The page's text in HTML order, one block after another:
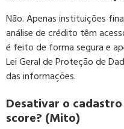
Não. Apenas instituições
análise de crédito têm
é feito de forma segura e
Lei Geral de Proteção de
das informações.
Desativar o
score? (Mito)